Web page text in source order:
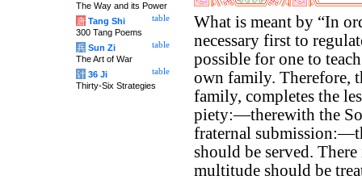
What is meant by “In
necessary first to
possible for one to
own family. Therefore,
family, completes the
piety:—therewith the
fraternal
should be served.
multitude should be
The Way and its Power
table
唐 Tang Shi
300 Tang Poems
table
兵 Sun Zi
The Art of War
table
计 36 Ji
Thirty-Six Strategies